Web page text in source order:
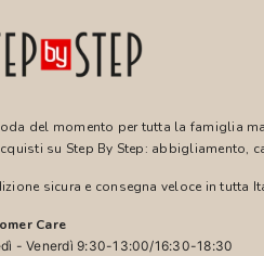
del momento per tutta la famiglia
su Step By Step: abbigliamento,
sicura e consegna veloce in tutta
Care
- Venerdì 9:30-13:00/16:30-18:30